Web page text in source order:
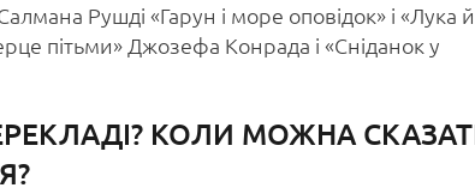
Рушді «Гарун і море оповідок» і «Лука й
пітьми» Джозефа Конрада і «Сніданок у
КОЛИ МОЖНА